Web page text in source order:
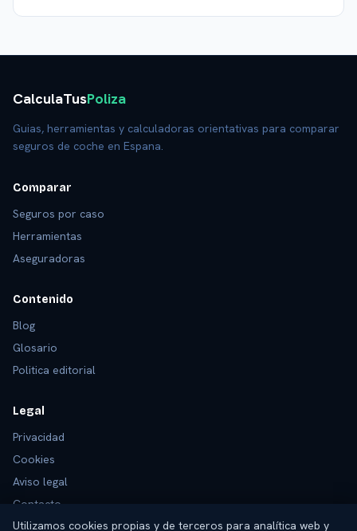
CalculaTusPoliza
Guias, herramientas y calculadoras orientativas para comparar
seguros de coche en Espana.
Comparar
Seguros por caso
Herramientas
Aseguradoras
Contenido
Blog
Glosario
Politica editorial
Legal
Privacidad
Cookies
Aviso legal
Contacto
Utilizamos cookies propias y de terceros para analítica web y